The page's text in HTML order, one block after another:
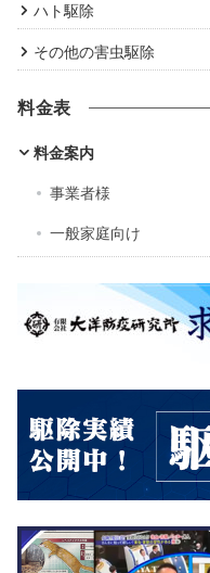
ハト駆除
その他の害虫駆除
料金表
料金案内
事業者様
一般家庭向け